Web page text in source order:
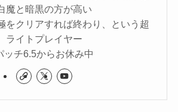
魔と暗黒の方が高い
をクリアすれば終わり、という超
ライトプレイヤー
ッチ6.5からお休み中